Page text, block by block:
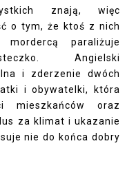
znają, więc
o tym, że ktoś z nich
mordercą paraliżuje
Angielski
i zderzenie dwóch
i obywatelki, która
mieszkańców oraz
za klimat i ukazanie
nie do końca dobry